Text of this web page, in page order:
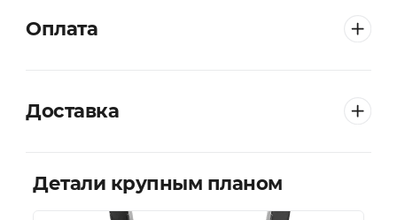
Оплата
Доставка
Детали крупным планом